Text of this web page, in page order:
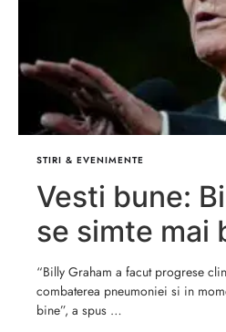
STIRI & EVENIMENTE
Vesti bune:
se simte mai
“Billy Graham a facut progrese
combaterea pneumoniei si in
bine”, a spus …